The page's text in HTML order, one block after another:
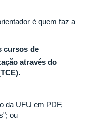
é quem faz a
cursos de
através do
da UFU em PDF,
ou